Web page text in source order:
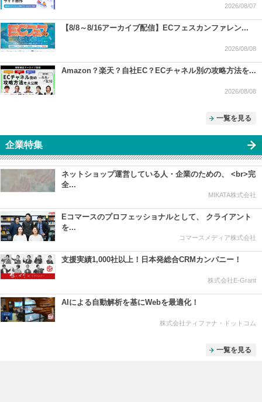
2026/08/07
【8/8～8/16アーカイブ配信】ECフェスカンファレン...
2026/08/08
Amazon？楽天？自社EC？ECチャネル別の攻略方法を...
2026/08/08
一覧を見る
企業特集
ネットショップ運営している人・企業のための、 <br>完
全...
MIKATA株式会社
Eコマースのプロフェッショナルとして、 クライアント
を...
コマースメディア株式会社
支援実績1,000社以上！日本発総合CRMカンパニー！
株式会社E-Grant
AIによる自動解析を基にWebを最適化！
株式会社ティファナ・ドットコム
一覧を見る